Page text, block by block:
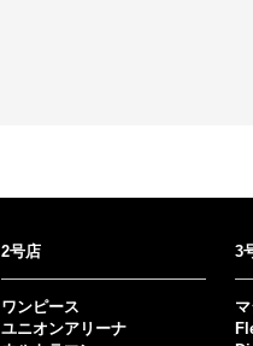
2号店
ワンピース
ユニオンアリーナ
3